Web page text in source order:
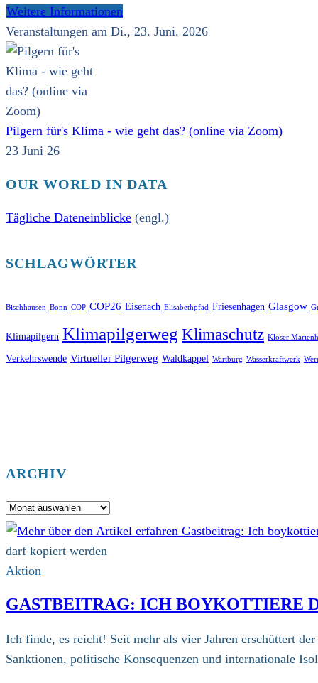
Weitere Informationen
Veranstaltungen am Di., 23. Juni. 2026
Pilgern für's Klima - wie geht das? (online via Zoom)
23 Juni 26
OUR WORLD IN DATA
Tägliche Dateneinblicke (engl.)
SCHLAGWÖRTER
Bischhausen Bonn COP COP26 Eisenach Elisabethpfad Friesenhagen Glasgow
Klimapilgern Klimapilgerweg Klimaschutz Kloser
Verkehrswende Virtueller Pilgerweg Waldkappel Wartburg Wasserkraftwerk
ARCHIV
Archiv
darf kopiert werden
Aktion
GASTBEITRAG: ICH BOYKOTTIERE
Ich finde, es reicht! Seit mehr als vier Jahren erschüttert
Sanktionen, politische Konsequenzen und internationale